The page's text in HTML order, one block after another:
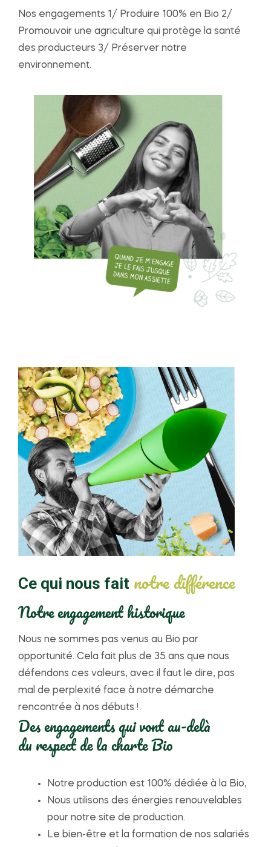
Nos engagements 1/ Produire 100% en Bio 2/
Promouvoir une agriculture qui protège la santé
des producteurs 3/ Préserver notre
environnement.
Ce qui nous fait notre différence
Notre engagement historique
Nous ne sommes pas venus au Bio par
opportunité. Cela fait plus de 35 ans que nous
défendons ces valeurs, avec il faut le dire, pas
mal de perplexité face à notre démarche
rencontrée à nos débuts !
Des engagements qui vont au-delà
du respect de la charte Bio
Notre production est 100% dédiée à la Bio,
Nous utilisons des énergies renouvelables
pour notre site de production.
Le bien-être et la formation de nos salariés